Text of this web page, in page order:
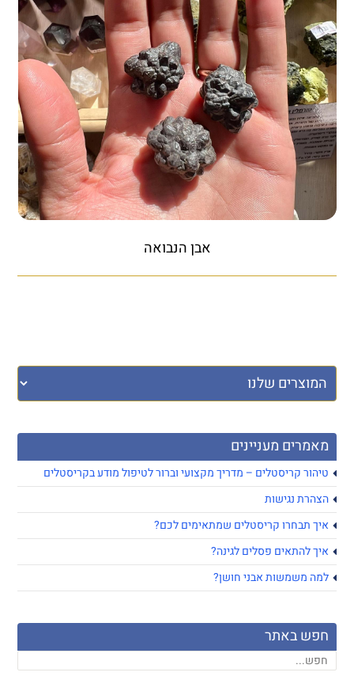
מאמרים מעניינים
טיהור קריסטלים – מדריך מקצועי וברור לטיפול מודע בקריסטלים
הצהרת נגישות
איך תבחרו קריסטלים שמתאימים לכם?
איך להתאים פסלים לגינה?
למה משמשות אבני חושן?
חפש באתר
אבן הנבואה